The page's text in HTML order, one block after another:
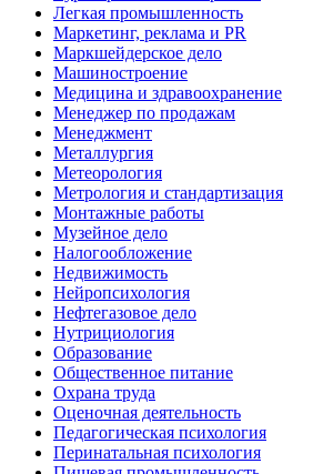
Легкая промышленность
Маркетинг, реклама и PR
Маркшейдерское дело
Машиностроение
Медицина и здравоохранение
Менеджер по продажам
Менеджмент
Металлургия
Метеорология
Метрология и стандартизация
Монтажные работы
Музейное дело
Налогообложение
Недвижимость
Нейропсихология
Нефтегазовое дело
Нутрициология
Образование
Общественное питание
Охрана труда
Оценочная деятельность
Педагогическая психология
Перинатальная психология